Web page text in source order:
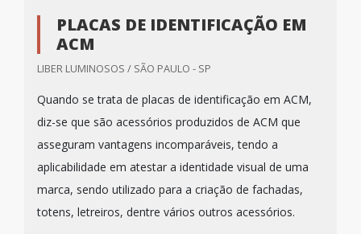
PLACAS DE IDENTIFICAÇÃO EM
ACM
LIBER LUMINOSOS / SÃO PAULO - SP
Quando se trata de placas de identificação em ACM,
diz-se que são acessórios produzidos de ACM que
asseguram vantagens incomparáveis, tendo a
aplicabilidade em atestar a identidade visual de uma
marca, sendo utilizado para a criação de fachadas,
totens, letreiros, dentre vários outros acessórios.